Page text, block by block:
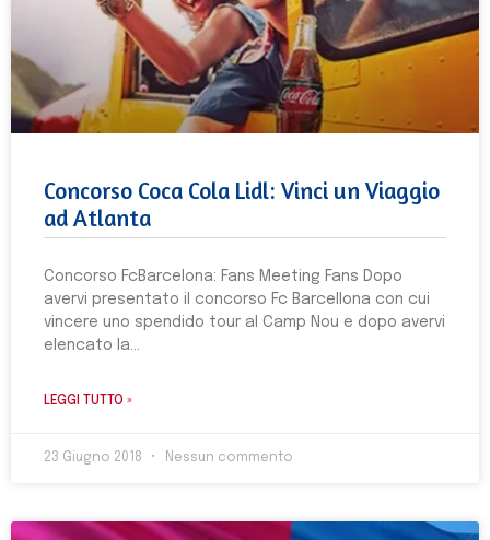
Concorso Coca Cola Lidl: Vinci un Viaggio
ad Atlanta
Concorso FcBarcelona: Fans Meeting Fans Dopo
avervi presentato il concorso Fc Barcellona con cui
vincere uno spendido tour al Camp Nou e dopo avervi
elencato la
LEGGI TUTTO »
23 Giugno 2018 Nessun commento